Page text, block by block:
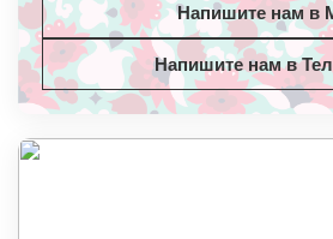
Напишите нам в
Напишите нам в